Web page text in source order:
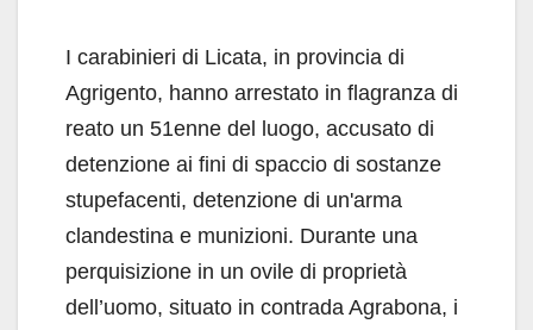
I carabinieri di Licata, in provincia di
Agrigento, hanno arrestato in flagranza di
reato un 51enne del luogo, accusato di
detenzione ai fini di spaccio di sostanze
stupefacenti, detenzione di un'arma
clandestina e munizioni. Durante una
perquisizione in un ovile di proprietà
dell’uomo, situato in contrada Agrabona, i